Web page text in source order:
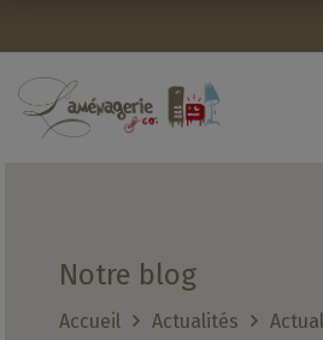
Notre blog
Accueil Actualités